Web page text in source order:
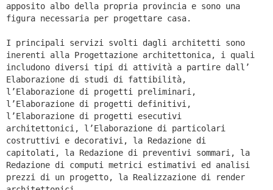
apposito albo della propria provincia e sono una
figura necessaria per progettare casa.
I principali servizi svolti dagli architetti sono
inerenti alla Progettazione architettonica, i quali
includono diversi tipi di attività a partire dall’
Elaborazione di studi di fattibilità,
l’Elaborazione di progetti preliminari,
l’Elaborazione di progetti definitivi,
l’Elaborazione di progetti esecutivi
architettonici, l’Elaborazione di particolari
costruttivi e decorativi, la Redazione di
capitolati, la Redazione di preventivi sommari, la
Redazione di computi metrici estimativi ed analisi
prezzi di un progetto, la Realizzazione di render